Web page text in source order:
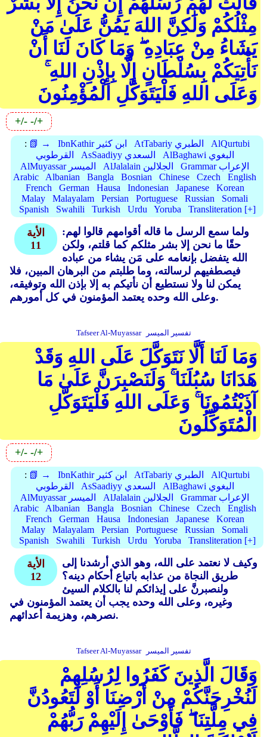
مِثْلُكُمْ وَلَٰكِنَّ اللهَ يَمُنُّ عَلَىٰ مَنْ
يَشَاءُ مِنْ عِبَادِهِ ۖ وَمَا كَانَ لَنَا أَنْ
نَأْتِيَكُمْ بِسُلْطَانٍ إِلَّا بِإِذْنِ اللهِ ۚ
وَعَلَى اللهِ فَلْيَتَوَكَّلِ الْمُؤْمِنُونَ
+/- -/+
: 📗 → IbnKathir ابن كثير AtTabariy الطبري
AlQurtubi
القرطوبي
AsSaadiyy السعدي
AlBaghawi البغوي
AlMuyassar الميسر
AlJalalain الجلالين
Grammar الإعراب
Arabic
Albanian Bangla Bosnian Chinese Czech
English
French
German Hausa Indonesian Japanese
Korean
Malay
Malayalam Persian Portuguese Russian
Somali
Spanish
Swahili Turkish Urdu Yoruba Transliteration [+]
الأية
11
ولما سمع الرسل ما قاله أقوامهم قالوا لهم:
حقًا ما نحن إلا بشر مثلكم كما قلتم، ولكن
الله يتفضل بإنعامه على مَن يشاء من عباده
فيصطفيهم لرسالته، وما طلبتم من البرهان المبين، فلا
يمكن لنا ولا نستطيع أن نأتيكم به إلا بإذن الله وتوفيقه،
وعلى الله وحده يعتمد المؤمنون في كل أمورهم.
Tafseer Al-Muyassar تفسير الميسر
وَمَا لَنَا أَلَّا نَتَوَكَّلَ عَلَى اللهِ وَقَدْ
هَدَانَا سُبُلَنَا ۚ وَلَنَصْبِرَنَّ عَلَىٰ مَا
آذَيْتُمُونَا ۚ وَعَلَى اللهِ فَلْيَتَوَكَّلِ
الْمُتَوَكِّلُونَ
+/- -/+
: 📗 → IbnKathir ابن كثير AtTabariy الطبري
AlQurtubi
القرطوبي
AsSaadiyy السعدي
AlBaghawi البغوي
AlMuyassar الميسر
AlJalalain الجلالين
Grammar الإعراب
Arabic
Albanian Bangla Bosnian Chinese Czech
English
French
German Hausa Indonesian Japanese
Korean
Malay
Malayalam Persian Portuguese Russian
Somali
Spanish
Swahili Turkish Urdu Yoruba Transliteration [+]
الأية
12
وكيف لا نعتمد على الله، وهو الذي أرشدنا إلى
طريق النجاة من عذابه باتباع أحكام دينه؟
ولنصبرنَّ على إيذائكم لنا بالكلام السيئ
وغيره، وعلى الله وحده يجب أن يعتمد المؤمنون في
نصرهم، وهزيمة أعدائهم.
Tafseer Al-Muyassar تفسير الميسر
وَقَالَ الَّذِينَ كَفَرُوا لِرُسُلِهِمْ
لَنُخْرِجَنَّكُمْ مِنْ أَرْضِنَا أَوْ لَتَعُودُنَّ
فِي مِلَّتِنَا ۖ فَأَوْحَىٰ إِلَيْهِمْ رَبُّهُمْ